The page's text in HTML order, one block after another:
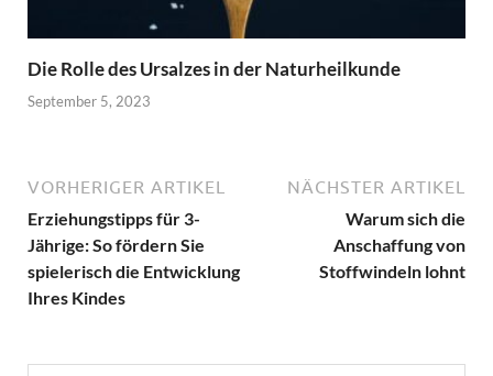
Die Rolle des Ursalzes in der Naturheilkunde
September 5, 2023
VORHERIGER ARTIKEL
Erziehungstipps für 3-
Jährige: So fördern Sie
spielerisch die Entwicklung
Ihres Kindes
NÄCHSTER ARTIKEL
Warum sich die
Anschaffung von
Stoffwindeln lohnt